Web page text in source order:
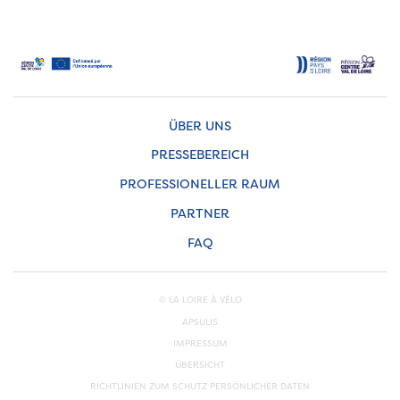
ÜBER UNS
PRESSEBEREICH
PROFESSIONELLER RAUM
PARTNER
FAQ
© LA LOIRE À VÉLO
APSULIS
IMPRESSUM
ÜBERSICHT
RICHTLINIEN ZUM SCHUTZ PERSÖNLICHER DATEN